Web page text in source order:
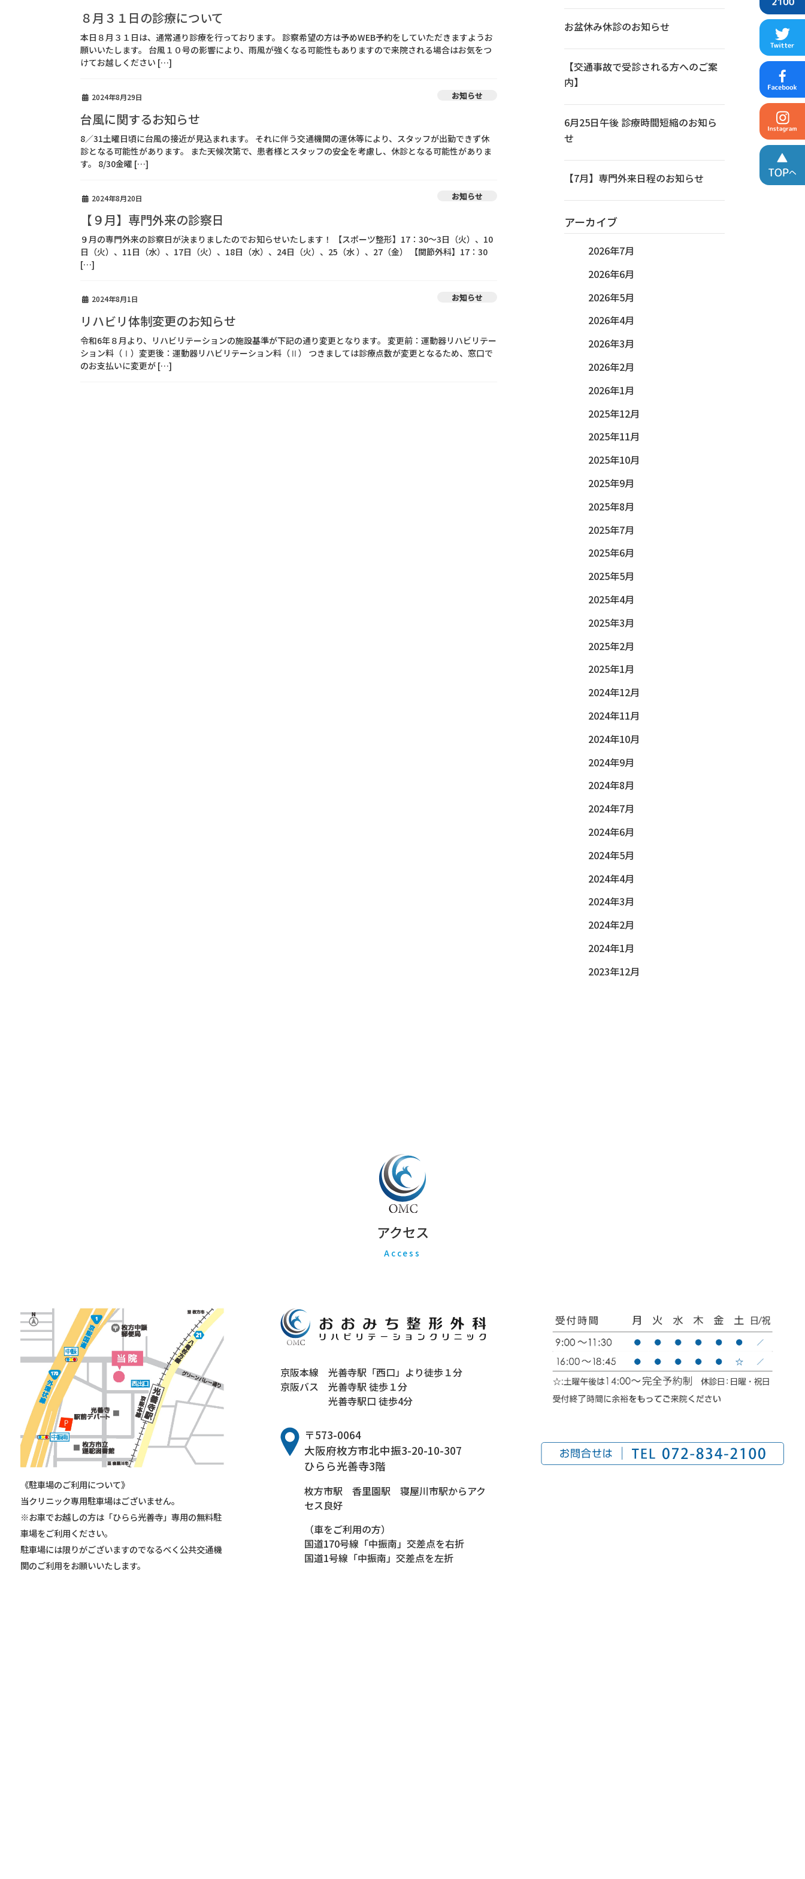
８月３１日の診療について
本日８月３１日は、通常通り診療を行っております。 診察希望の方は予めWEB予約をしていただきますようお
願いいたします。 台風１０号の影響により、雨風が強くなる可能性もありますので来院される場合はお気をつ
けてお越しください […]
2024年8月29日 お知らせ
台風に関するお知らせ
8／31土曜日頃に台風の接近が見込まれます。 それに伴う交通機関の運休等により、スタッフが出勤できず休
診となる可能性があります。 また天候次第で、患者様とスタッフの安全を考慮し、休診となる可能性がありま
す。 8/30金曜 […]
2024年8月20日 お知らせ
【９月】専門外来の診察日
９月の専門外来の診察日が決まりましたのでお知らせいたします！ 【スポーツ整形】17：30～3日（火）、10
日（火）、11日（水）、17日（火）、18日（水）、24日（火）、25（水 ）、27（金） 【関節外科】17：30
[…]
2024年8月1日 お知らせ
リハビリ体制変更のお知らせ
令和6年８月より、リハビリテーションの施設基準が下記の通り変更となります。 変更前：運動器リハビリテー
ション料（Ⅰ）変更後：運動器リハビリテーション料（Ⅱ） つきましては診療点数が変更となるため、窓口で
のお支払いに変更が […]
お盆休み休診のお知らせ
【交通事故で受診される方へのご案
内】
6月25日午後 診療時間短縮のお知ら
せ
【7月】専門外来日程のお知らせ
アーカイブ
2026年7月
2026年6月
2026年5月
2026年4月
2026年3月
2026年2月
2026年1月
2025年12月
2025年11月
2025年10月
2025年9月
2025年8月
2025年7月
2025年6月
2025年5月
2025年4月
2025年3月
2025年2月
2025年1月
2024年12月
2024年11月
2024年10月
2024年9月
2024年8月
2024年7月
2024年6月
2024年5月
2024年4月
2024年3月
2024年2月
2024年1月
2023年12月
アクセス
Access
《駐車場のご利用について》
当クリニック専用駐車場はございません。
※お車でお越しの方は「ひらら光善寺」専用の無料駐
車場をご利用ください。
駐車場には限りがございますのでなるべく公共交通機
関のご利用をお願いいたします。
京阪本線
光善寺駅「西口」より徒歩１分
京阪バス
光善寺駅 徒歩１分
光善寺駅口 徒歩4分
〒573-0064
大阪府枚方市北中振3-20-10-307
ひらら光善寺3階
枚方市駅 香里園駅 寝屋川市駅からアク
セス良好
（車をご利用の方）
国道170号線「中振南」交差点を右折
国道1号線「中振南」交差点を左折